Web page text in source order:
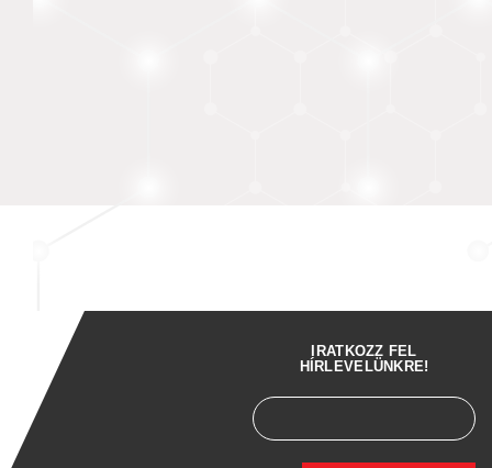
IRATKOZZ FEL
HÍRLEVELÜNKRE!